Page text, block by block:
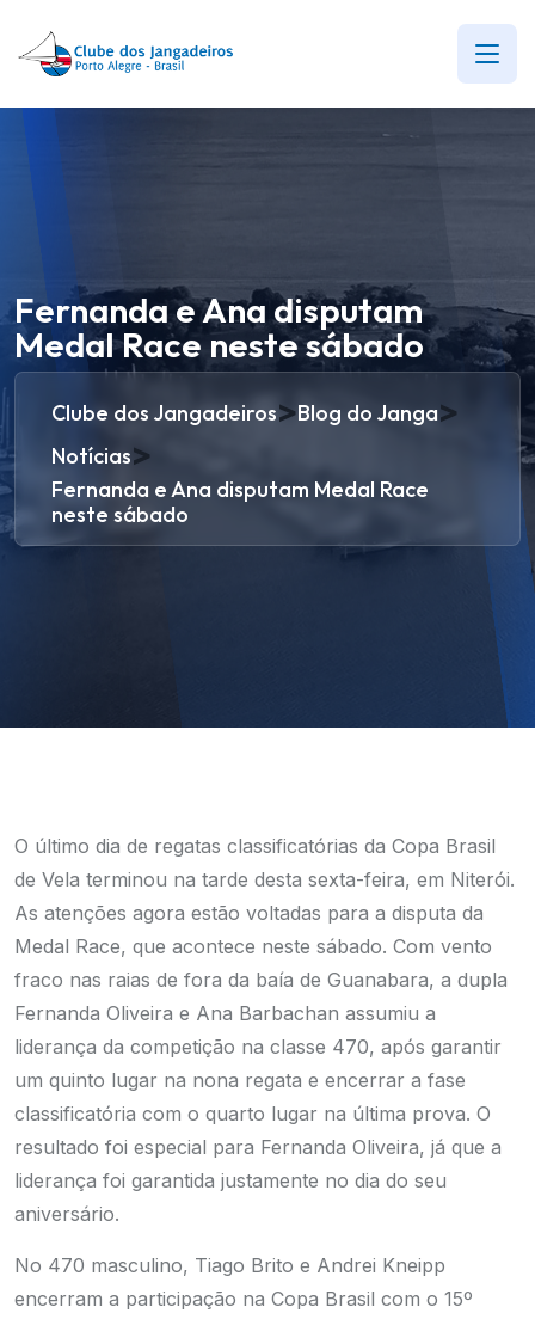
Fernanda e Ana disputam
Medal Race neste sábado
Clube dos Jangadeiros>Blog do Janga>
Notícias>
Fernanda e Ana disputam Medal Race
neste sábado
O último dia de regatas classificatórias da Copa Brasil
de Vela terminou na tarde desta sexta-feira, em Niterói.
As atenções agora estão voltadas para a disputa da
Medal Race, que acontece neste sábado. Com vento
fraco nas raias de fora da baía de Guanabara, a dupla
Fernanda Oliveira e Ana Barbachan assumiu a
liderança da competição na classe 470, após garantir
um quinto lugar na nona regata e encerrar a fase
classificatória com o quarto lugar na última prova. O
resultado foi especial para Fernanda Oliveira, já que a
liderança foi garantida justamente no dia do seu
aniversário.
No 470 masculino, Tiago Brito e Andrei Kneipp
encerram a participação na Copa Brasil com o 15º